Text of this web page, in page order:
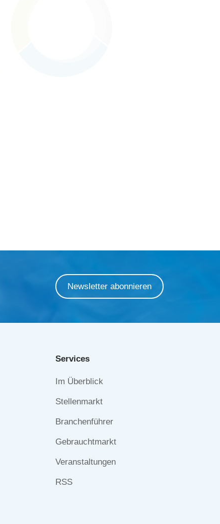
Newsletter abonnieren
Services
Navigation
Im Überblick
Stellenmarkt
Branchenführer
Gebrauchtmarkt
Veranstaltungen
RSS